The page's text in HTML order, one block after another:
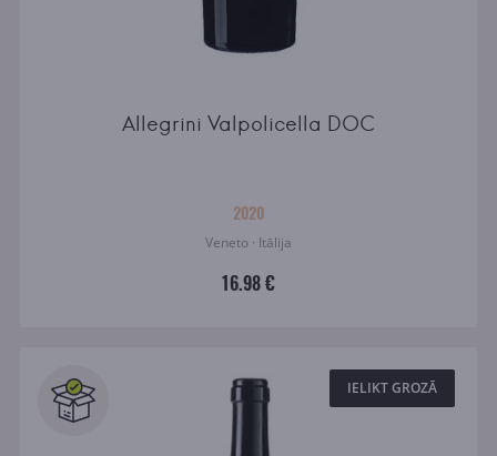
Allegrini Valpolicella DOC
2020
Veneto · Itālija
16.98 €
IELIKT GROZĀ